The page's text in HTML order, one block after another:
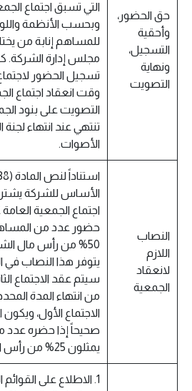
حق الحضور،
وأحقية
التسجيل،
ونهاية
التصويت
التي تسبق اجتماع
وبحسب الأنظمة
للمساهم إنابة من
مجلس إدارة الشركة.
تسجيل الحضور
وقت انعقاد اجتماع
التصويت على بنود
تنتهي عند انتهاء لجنة
الأصوات.
النصاب
اللازم
لانعقاد
الجمعية
الأساس للشركة
اجتماع الجمعية العامة
حضور عدد من
50% من رأس مال
يتوفر هذا النصاب في
سيتم عقد الاجتماع
من انتهاء المدة
الاجتماع الأول، ويكون
صحيحاً إذا حضره
يمثلون 25% من رأس المال على الأقل.
1. الاطلاع على